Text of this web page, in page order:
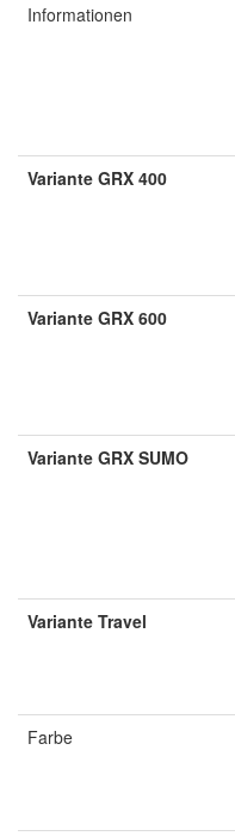
Informationen
Variante GRX 400
Variante GRX 600
Variante GRX SUMO
Variante Travel
Farbe